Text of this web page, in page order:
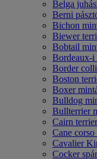
Belga
Berni
Bichon
Biewer
Bobtail
Bordeaux-i
Border
Boston
Boxer
Bulldog
Bullterrier
Cairn
Cane
Cavalier
Cocker